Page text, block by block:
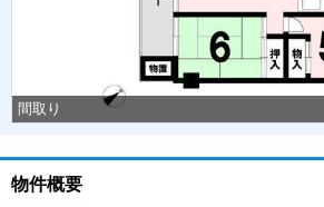
間取り
物件概要